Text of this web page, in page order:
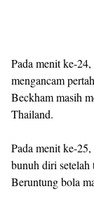
Pada menit ke-
mengancam
Beckham masih
Thailand.
Pada menit ke-
bunuh diri setelah
Beruntung bola